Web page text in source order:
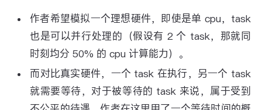
作者希望模拟一个理想硬件，即使是单 cpu，task
也是可以并行处理的（假设有 2 个 task，那就同
时刻均分 50% 的 cpu 计算能力）。
而对比真实硬件，一个 task 在执行，另一个 task
就需要等待，对于被等待的 task 来说，属于受到